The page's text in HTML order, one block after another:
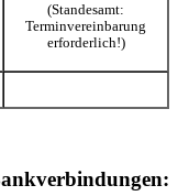
(Standesamt:
Terminvereinbarung
erforderlich!)